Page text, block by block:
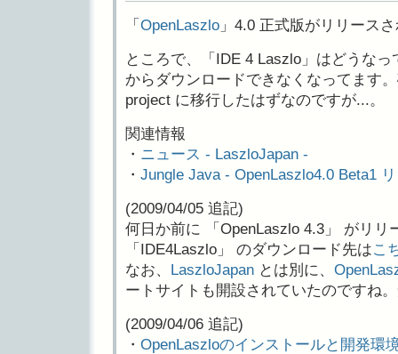
「 OpenLaszlo 」4.0 正式版がリリース
ところで、「IDE 4 Laszlo」はどうな
からダウンロードできなくなってます
project に移行したはずなのですが...。
関連情報
・ ニュース - LaszloJapan -
・ Jungle Java - OpenLaszlo4.0 Beta1
(2009/04/05 追記)
何日か前に 「OpenLaszlo 4.3」 がリリ
「IDE4Laszlo」 のダウンロード先はこ
なお、 LaszloJapan とは別に、
ートサイトも開設されていたのですね
(2009/04/06 追記)
・ OpenLaszloのインストールと開発環